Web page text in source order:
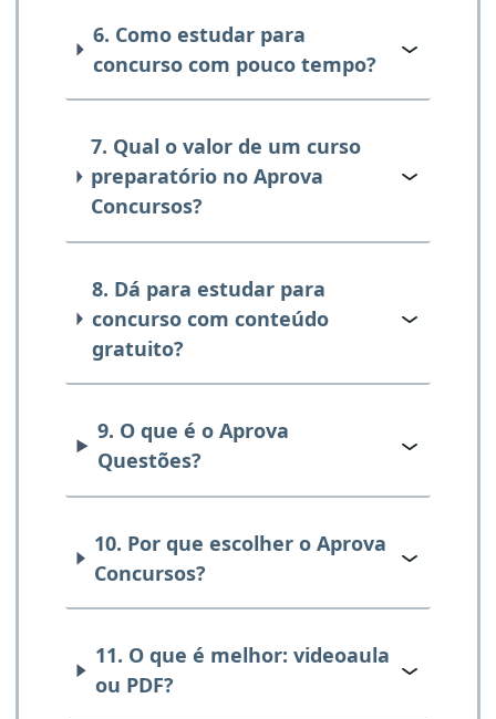
6. Como estudar para
concurso com pouco tempo?
7. Qual o valor de um curso
preparatório no Aprova
Concursos?
8. Dá para estudar para
concurso com conteúdo
gratuito?
9. O que é o Aprova
Questões?
10. Por que escolher o Aprova
Concursos?
11. O que é melhor: videoaula
ou PDF?